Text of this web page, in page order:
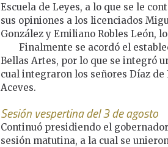
Escuela de Leyes, a lo que se le
sus opiniones a los licenciados
González y Emiliano Robles León,
Finalmente se acordó el
Bellas Artes, por lo que se integró
cual integraron los señores Díaz de
Aceves.
Sesión vespertina del 3 de agosto
Continuó presidiendo el
sesión matutina, a la cual se